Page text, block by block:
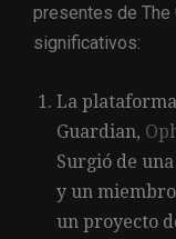
presentes de The
significativos:
La
Guardian,
Surgió de
y un
un proyecto